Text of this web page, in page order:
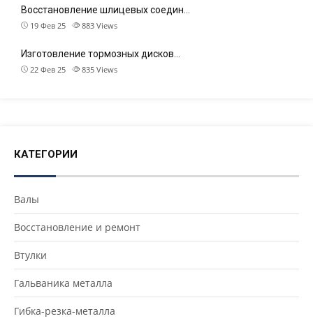
Восстановление шлицевых соедин…
19 Фев 25 883 Views
Изготовление тормозных дисков…
22 Фев 25 835 Views
КАТЕГОРИИ
Валы
Восстановление и ремонт
Втулки
Гальваника металла
Гибка-резка-металла